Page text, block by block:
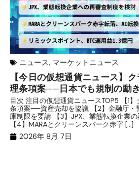
ニュース, マーケットニュース
【今日の仮想通貨ニュース】
理条項案──日本でも規制の動
目次 注目の仮想通貨ニュースTOP5 【1
条項案──資産売却を協議 【2】金融庁・
庫制限を要請 【3】JPX、業態転換企業
【4】MARAとクリーンスパーク赤字 […]
2026年 8月 7日